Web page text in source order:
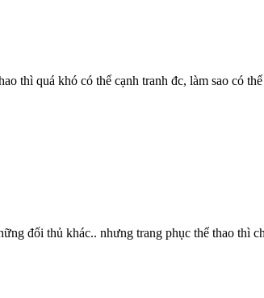
thì quá khó có thể cạnh tranh đc, làm sao có
đối thủ khác.. nhưng trang phục thể thao thì